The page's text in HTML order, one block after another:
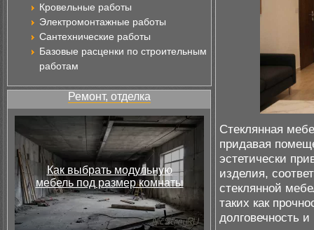
Кровельные работы
Электромонтажные работы
Сантехнические работы
Базовые расценки по строительным
работам
Ремонт, отделка
Как выбрать модульную
мебель под размер комнаты
Стеклянная
придавая
эстетически
изделия,
стеклянной
таких как
долговечность